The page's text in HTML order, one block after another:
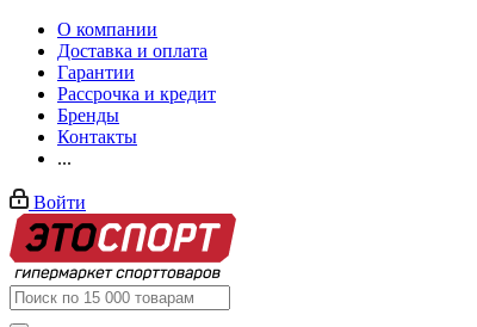
О компании
Доставка и оплата
Гарантии
Рассрочка и кредит
Бренды
Контакты
...
Войти